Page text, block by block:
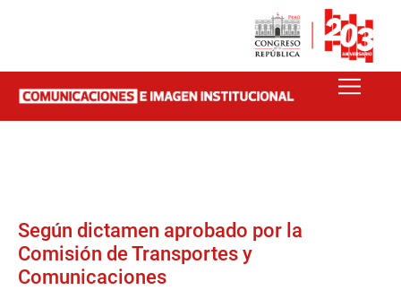
Según dictamen aprobado por la
Comisión de Transportes y
Comunicaciones